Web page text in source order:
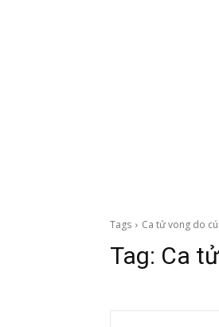
Tags Ca tử vong do
Tag: Ca